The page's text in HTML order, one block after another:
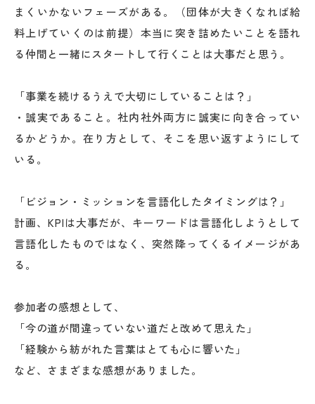
まくいかないフェーズがある。（団体が大きくなれば給
料上げていくのは前提）本当に突き詰めたいことを語れ
る仲間と一緒にスタートして行くことは大事だと思う。
「事業を続けるうえで大切にしていることは？」
・誠実であること。社内社外両方に誠実に向き合ってい
るかどうか。在り方として、そこを思い返すようにして
いる。
「ビジョン・ミッションを言語化したタイミングは？」
計画、KPIは大事だが、キーワードは言語化しようとして
言語化したものではなく、突然降ってくるイメージがあ
る。
参加者の感想として、
「今の道が間違っていない道だと改めて思えた」
「経験から紡がれた言葉はとても心に響いた」
など、さまざまな感想がありました。